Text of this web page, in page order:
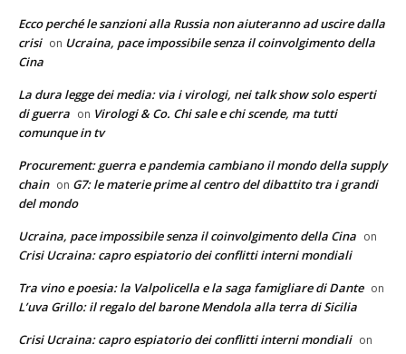
Ecco perché le sanzioni alla Russia non aiuteranno ad uscire dalla
crisi on Ucraina, pace impossibile senza il coinvolgimento della
Cina
La dura legge dei media: via i virologi, nei talk show solo esperti
di guerra on Virologi & Co. Chi sale e chi scende, ma tutti
comunque in tv
Procurement: guerra e pandemia cambiano il mondo della supply
chain on G7: le materie prime al centro del dibattito tra i grandi
del mondo
Ucraina, pace impossibile senza il coinvolgimento della Cina on
Crisi Ucraina: capro espiatorio dei conflitti interni mondiali
Tra vino e poesia: la Valpolicella e la saga famigliare di Dante on
L’uva Grillo: il regalo del barone Mendola alla terra di Sicilia
Crisi Ucraina: capro espiatorio dei conflitti interni mondiali on